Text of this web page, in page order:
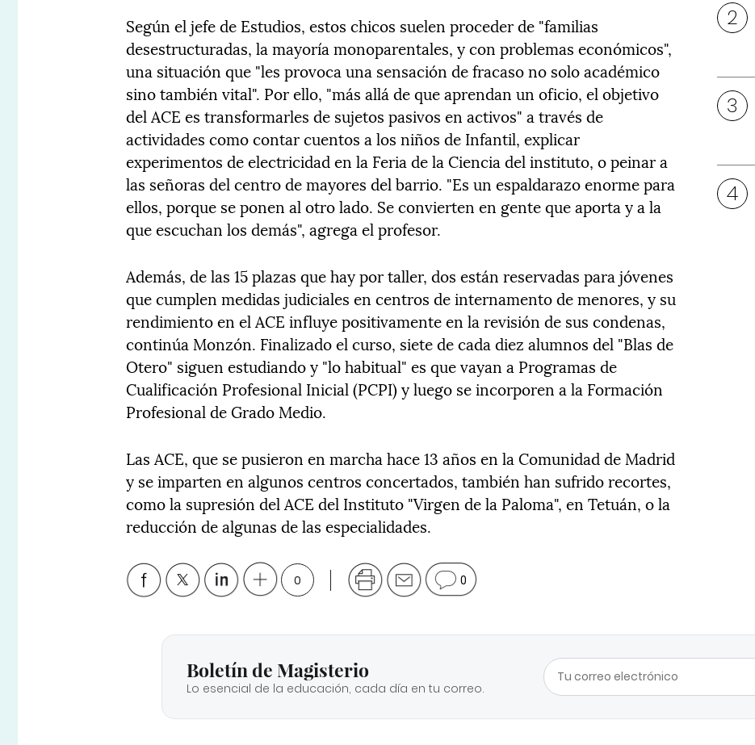
Según el jefe de Estudios, estos chicos suelen proceder de "familias
desestructuradas, la mayoría monoparentales, y con problemas económicos",
una situación que "les provoca una sensación de fracaso no solo académico
sino también vital". Por ello, "más allá de que aprendan un oficio, el objetivo
del ACE es transformarles de sujetos pasivos en activos" a través de
actividades como contar cuentos a los niños de Infantil, explicar
experimentos de electricidad en la Feria de la Ciencia del instituto, o peinar a
las señoras del centro de mayores del barrio. "Es un espaldarazo enorme para
ellos, porque se ponen al otro lado. Se convierten en gente que aporta y a la
que escuchan los demás", agrega el profesor.
Además, de las 15 plazas que hay por taller, dos están reservadas para jóvenes
que cumplen medidas judiciales en centros de internamento de menores, y su
rendimiento en el ACE influye positivamente en la revisión de sus condenas,
continúa Monzón. Finalizado el curso, siete de cada diez alumnos del "Blas de
Otero" siguen estudiando y "lo habitual" es que vayan a Programas de
Cualificación Profesional Inicial (PCPI) y luego se incorporen a la Formación
Profesional de Grado Medio.
Las ACE, que se pusieron en marcha hace 13 años en la Comunidad de Madrid
y se imparten en algunos centros concertados, también han sufrido recortes,
como la supresión del ACE del Instituto "Virgen de la Paloma", en Tetuán, o la
reducción de algunas de las especialidades.
0 0
Boletín de Magisterio
Lo esencial de la educación, cada día en tu correo.